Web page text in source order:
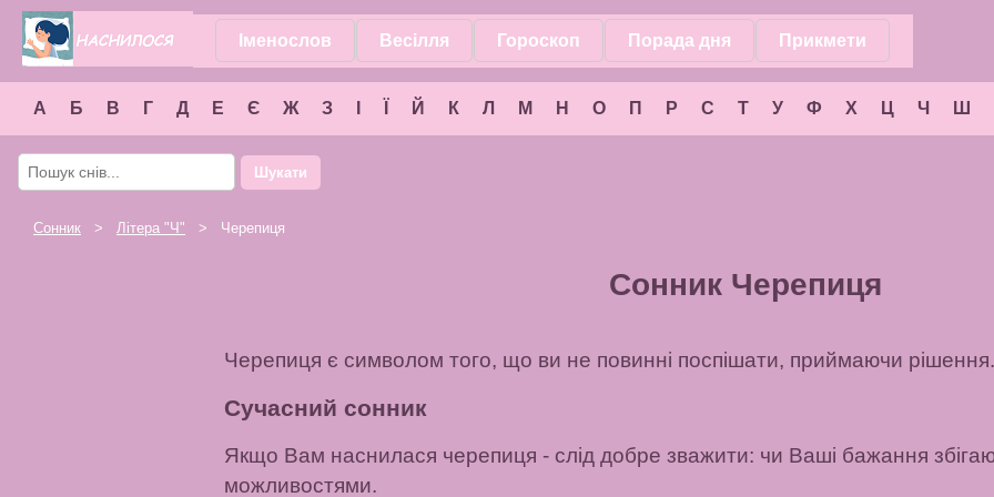
Іменослов Весілля Гороскоп Порада дня Прикмети
А Б В Г Д Е Є Ж З Й К Л М Н О П Р С Т У Ф Х Ц Ч Ш
Шукати
Сонник > Літера "Ч" > Черепиця
Сонник Черепиця
Черепиця є символом того, що ви не повинні поспішати, приймаючи рішення.
Сучасний сонник
Якщо Вам наснилася черепиця - слід добре зважити: чи Ваші бажання
можливостями.